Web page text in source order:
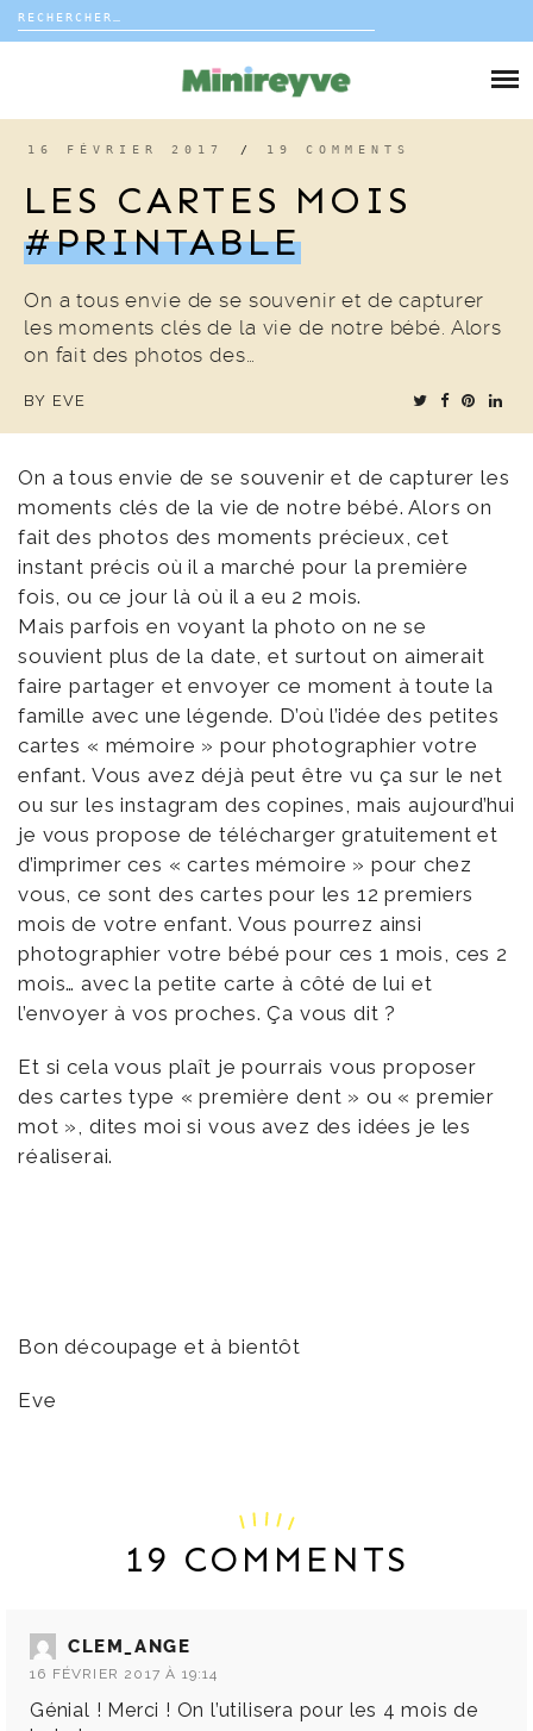
Rechercher :
VIE DE FAMILLE
DÉCO
COUP DE COEUR
EDITORIAL
16 FÉVRIER 2017 / 19 COMMENTS
LES CARTES MOIS
#PRINTABLE
On a tous envie de se souvenir et de capturer
les moments clés de la vie de notre bébé. Alors
on fait des photos des…
BY EVE
On a tous envie de se souvenir et de capturer les
moments clés de la vie de notre bébé. Alors on
fait des photos des moments précieux, cet
instant précis où il a marché pour la première
fois, ou ce jour là où il a eu 2 mois.
Mais parfois en voyant la photo on ne se
souvient plus de la date, et surtout on aimerait
faire partager et envoyer ce moment à toute la
famille avec une légende. D’où l’idée des petites
cartes « mémoire » pour photographier votre
enfant. Vous avez déjà peut être vu ça sur le net
ou sur les instagram des copines, mais aujourd’hui
je vous propose de télécharger gratuitement et
d’imprimer ces « cartes mémoire » pour chez
vous, ce sont des cartes pour les 12 premiers
mois de votre enfant. Vous pourrez ainsi
photographier votre bébé pour ces 1 mois, ces 2
mois… avec la petite carte à côté de lui et
l’envoyer à vos proches. Ça vous dit ?
Et si cela vous plaît je pourrais vous proposer
des cartes type « première dent » ou « premier
mot », dites moi si vous avez des idées je les
réaliserai.
Bon découpage et à bientôt
Eve
19 COMMENTS
CLEM_ANGE
16 FÉVRIER 2017 À 19:14
Génial ! Merci ! On l’utilisera pour les 4 mois de